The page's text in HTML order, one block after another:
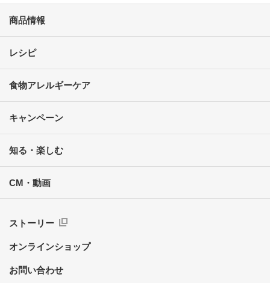
商品情報
レシピ
食物アレルギーケア
キャンペーン
知る・楽しむ
CM・動画
ストーリー
オンラインショップ
お問い合わせ